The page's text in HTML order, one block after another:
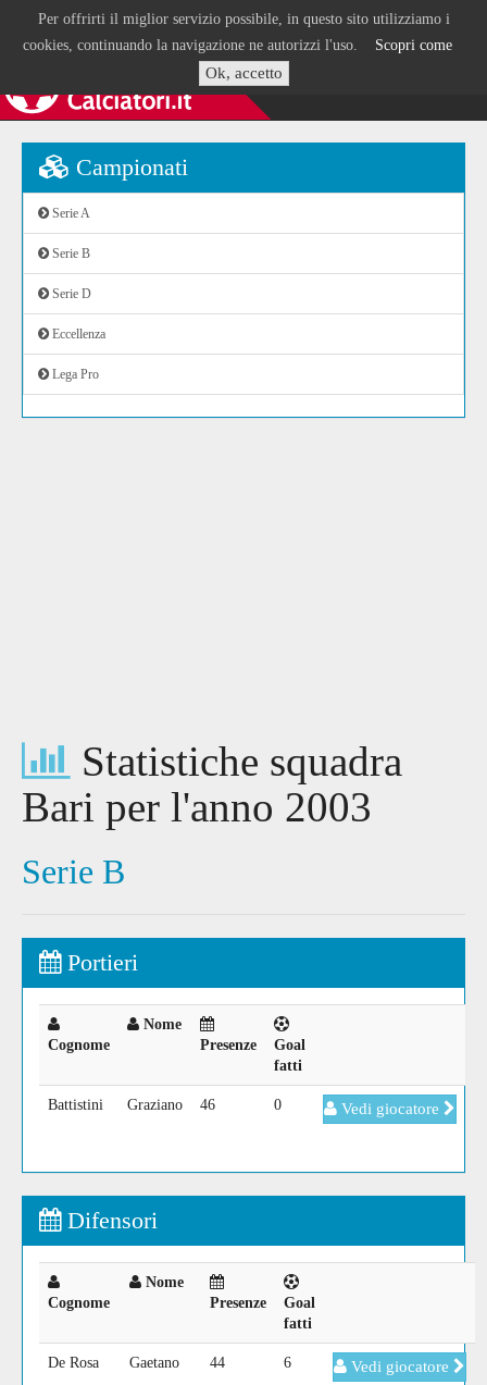
Per offrirti il miglior servizio possibile, in questo sito utilizziamo i
cookies, continuando la navigazione ne autorizzi l'uso. Scopri come
Ok, accetto
Campionati
Serie A
Serie B
Serie D
Eccellenza
Lega Pro
Statistiche squadra
Bari per l'anno 2003
Serie B
Portieri
Cognome
Nome
Presenze
Goal
fatti
Battistini Graziano 46 0 Vedi giocatore
Difensori
Cognome
Nome
Presenze
Goal
fatti
De Rosa Gaetano 44 6 Vedi giocatore